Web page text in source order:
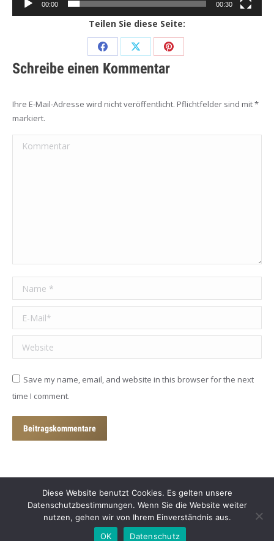
00:00 00:30
Teilen Sie diese Seite:
Share
on
Share
on
Share
on
Schreibe einen Kommentar
Ihre E-Mail-Adresse wird nicht veröffentlicht. Pflichtfelder sind mit*
markiert.
Kommentar
Name *
E-Mail *
Website
Save my name, email, and website in this browser for the next
time I comment.
Beitragskommentare
© 2018 - 2024 Hundetrainer Harburg.
Diese Website benutzt Cookies. Es gelten unsere
Datenschutzbestimmungen. Wenn Sie die Website weiter
nutzen, gehen wir von Ihrem Einverständnis aus.
OK
Datenschutz